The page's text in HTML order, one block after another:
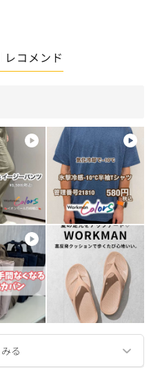
レコメンド